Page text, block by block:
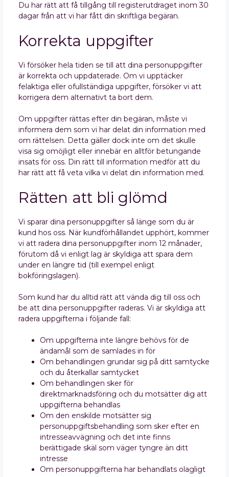
Du har rätt att få tillgång till registerutdraget inom 30
dagar från att vi har fått din skriftliga begäran.
Korrekta uppgifter
Vi försöker hela tiden se till att dina personuppgifter
är korrekta och uppdaterade. Om vi upptäcker
felaktiga eller ofullständiga uppgifter, försöker vi att
korrigera dem alternativt ta bort dem.
Om uppgifter rättas efter din begäran, måste vi
informera dem som vi har delat din information med
om rättelsen. Detta gäller dock inte om det skulle
visa sig omöjligt eller innebär en alltför betungande
insats för oss. Din rätt till information medför att du
har rätt att få veta vilka vi delat din information med.
Rätten att bli glömd
Vi sparar dina personuppgifter så länge som du är
kund hos oss. När kundförhållandet upphört, kommer
vi att radera dina personuppgifter inom 12 månader,
förutom då vi enligt lag är skyldiga att spara dem
under en längre tid (till exempel enligt
bokföringslagen).
Som kund har du alltid rätt att vända dig till oss och
be att dina personuppgifter raderas. Vi är skyldiga att
radera uppgifterna i följande fall:
Om uppgifterna inte längre behövs för de
ändamål som de samlades in för
Om behandlingen grundar sig på ditt samtycke
och du återkallar samtycket
Om behandlingen sker för
direktmarknadsföring och du motsätter dig att
uppgifterna behandlas
Om den enskilde motsätter sig
personuppgiftsbehandling som sker efter en
intresseavvägning och det inte finns
berättigade skäl som väger tyngre än ditt
intresse
Om personuppgifterna har behandlats olagligt